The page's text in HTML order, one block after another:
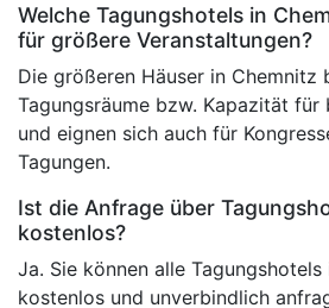
Welche Tagungshotels in
für größere Veranstaltungen?
Die größeren Häuser in Chemnitz
Tagungsräume bzw. Kapazität für
und eignen sich auch für
Tagungen.
Ist die Anfrage über
kostenlos?
Ja. Sie können alle
kostenlos und unverbindlich